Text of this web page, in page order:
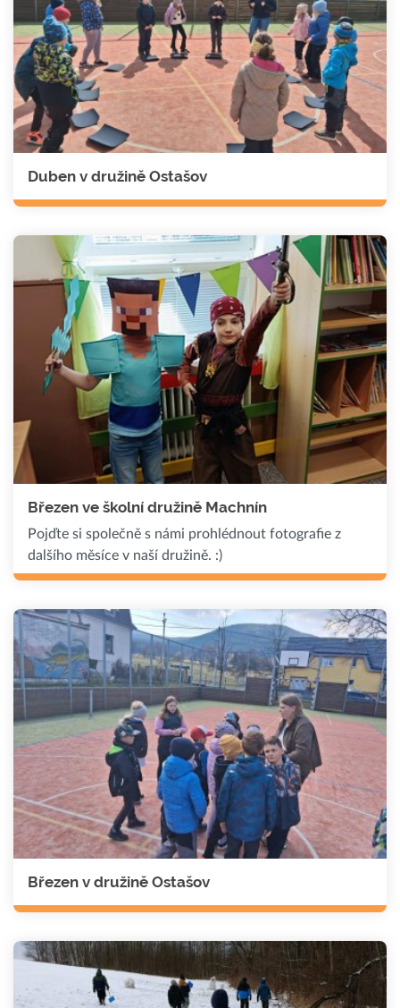
Duben v družině Ostašov
Březen ve školní družině Machnín
Pojďte si společně s námi prohlédnout fotografie z
dalšího měsíce v naší družině. :)
Březen v družině Ostašov